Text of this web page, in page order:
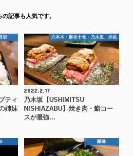
の記事も人気です。
沼
ティ
姉妹
六本木・麻布十番・乃木坂・赤坂
2022.2.17
乃木坂【USHIMITSU
NISHIAZABU】焼き肉・鮨コー
スが最強…
船橋